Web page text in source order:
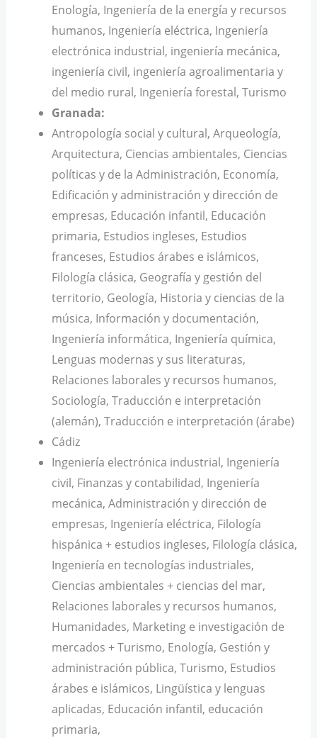
Enología, Ingeniería de la energía y recursos
humanos, Ingeniería eléctrica, Ingeniería
electrónica industrial, ingeniería mecánica,
ingeniería civil, ingeniería agroalimentaria y
del medio rural, Ingeniería forestal, Turismo
Granada:
Antropología social y cultural, Arqueología,
Arquitectura, Ciencias ambientales, Ciencias
políticas y de la Administración, Economía,
Edificación y administración y dirección de
empresas, Educación infantil, Educación
primaria, Estudios ingleses, Estudios
franceses, Estudios árabes e islámicos,
Filología clásica, Geografía y gestión del
territorio, Geología, Historia y ciencias de la
música, Información y documentación,
Ingeniería informática, Ingeniería química,
Lenguas modernas y sus literaturas,
Relaciones laborales y recursos humanos,
Sociología, Traducción e interpretación
(alemán), Traducción e interpretación (árabe)
Cádiz
Ingeniería electrónica industrial, Ingeniería
civil, Finanzas y contabilidad, Ingeniería
mecánica, Administración y dirección de
empresas, Ingeniería eléctrica, Filología
hispánica + estudios ingleses, Filología clásica,
Ingeniería en tecnologías industriales,
Ciencias ambientales + ciencias del mar,
Relaciones laborales y recursos humanos,
Humanidades, Marketing e investigación de
mercados + Turismo, Enología, Gestión y
administración pública, Turismo, Estudios
árabes e islámicos, Lingüística y lenguas
aplicadas, Educación infantil, educación
primaria,